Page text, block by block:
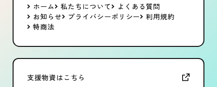
ホーム 私たちについて
よくある質問
お知らせ
プライバシーポリシー 利用規約
特商法
支援物資はこちら